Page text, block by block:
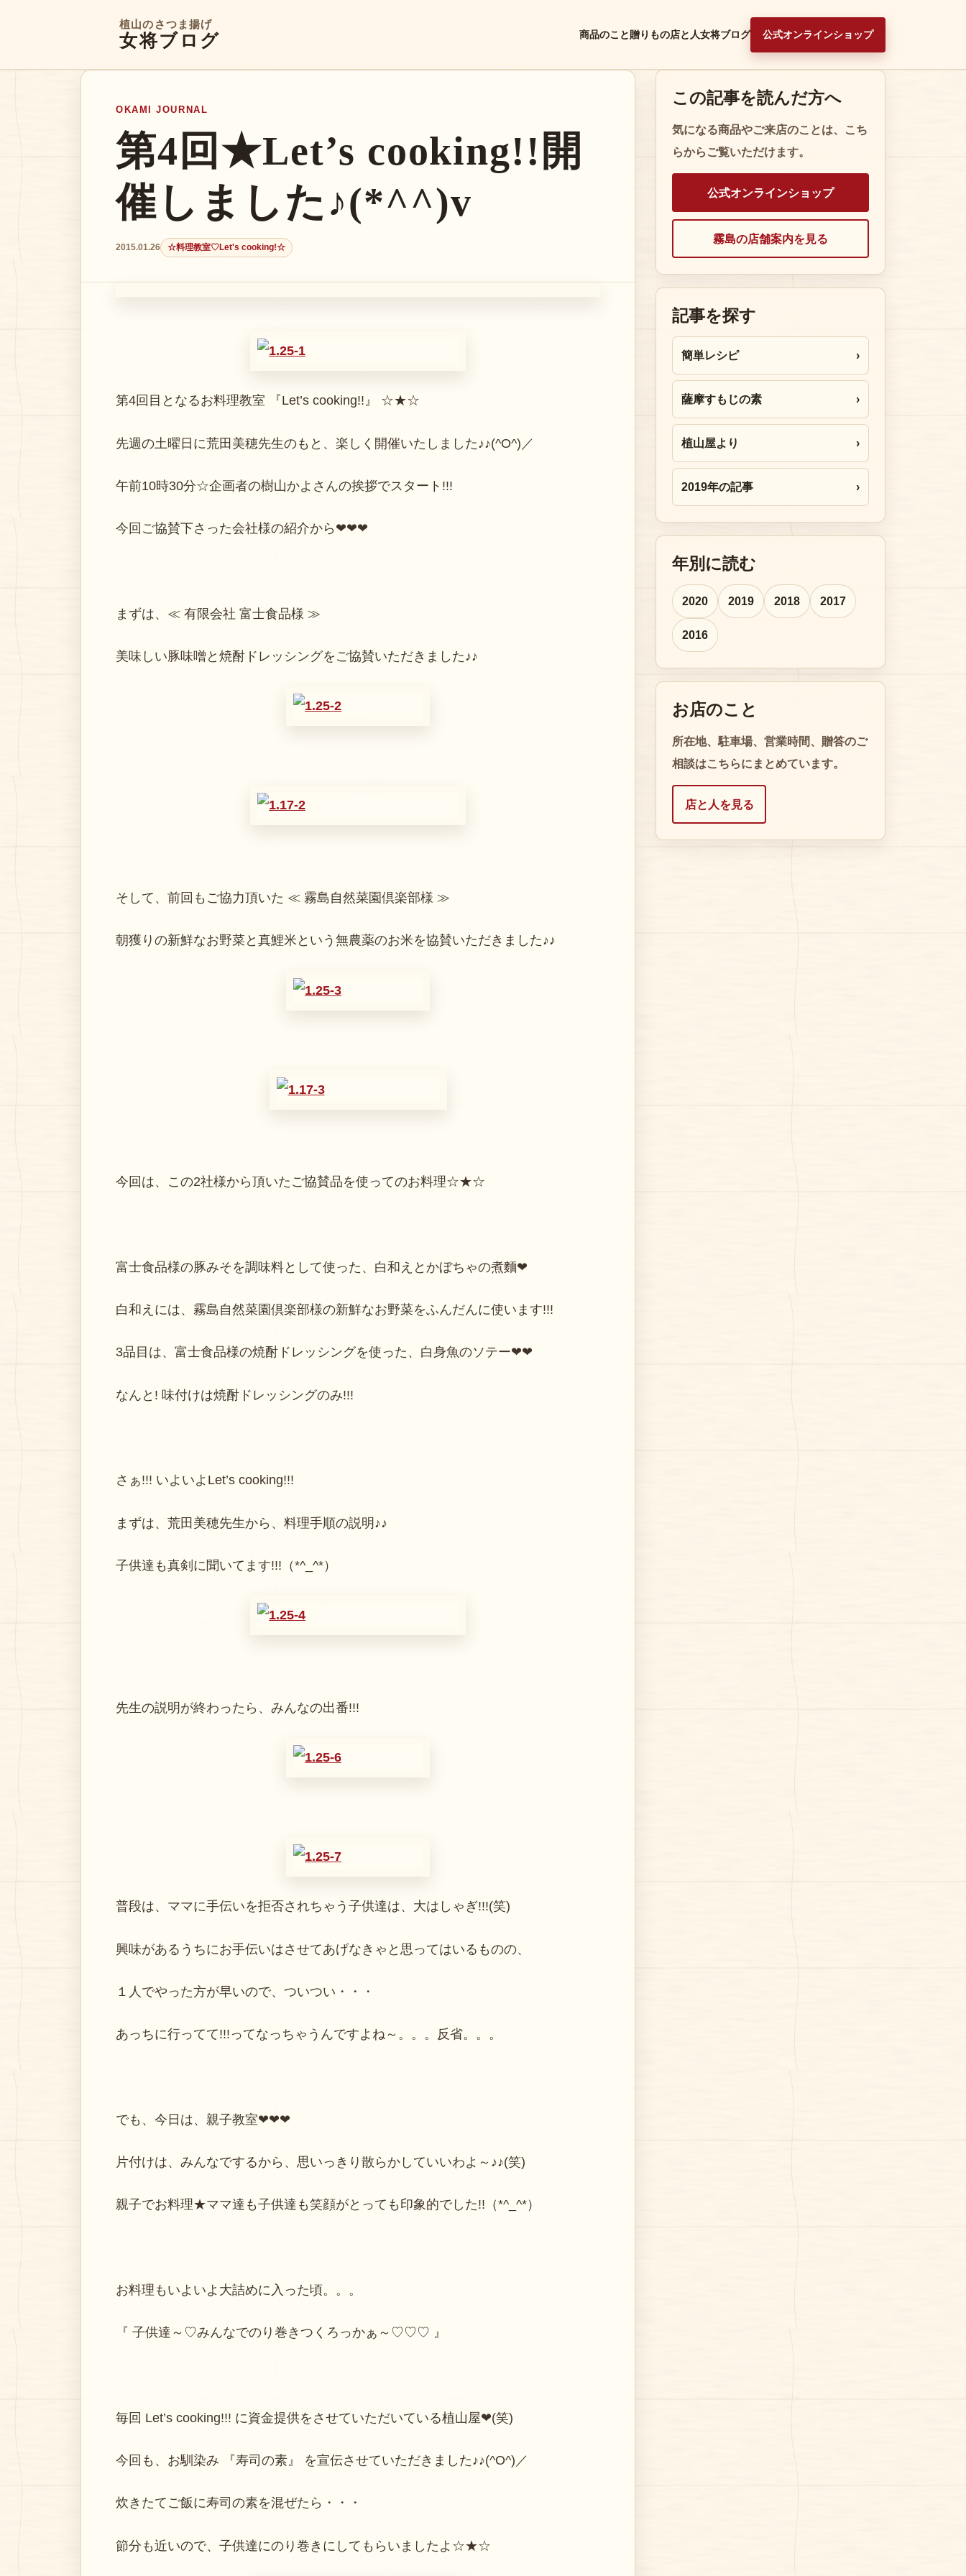
植山のさつま揚げ
女将ブログ 商品のこと贈りもの店と人女将ブログ 公式オンラインショップ
OKAMI JOURNAL
第4回★Let’s cooking!!開
催しました♪(*^^)v
2015.01.26 ☆料理教室♡Let's cooking!☆
第4回目となるお料理教室 『Let’s cooking!!』 ☆★☆
先週の土曜日に荒田美穂先生のもと、楽しく開催いたしました♪♪(^O^)／
午前10時30分☆企画者の樹山かよさんの挨拶でスタート!!!
今回ご協賛下さった会社様の紹介から❤❤❤
まずは、≪ 有限会社 富士食品様 ≫
美味しい豚味噌と焼酎ドレッシングをご協賛いただきました♪♪
そして、前回もご協力頂いた ≪ 霧島自然菜園倶楽部様 ≫
朝獲りの新鮮なお野菜と真鯉米という無農薬のお米を協賛いただきました♪♪
今回は、この2社様から頂いたご協賛品を使ってのお料理☆★☆
富士食品様の豚みそを調味料として使った、白和えとかぼちゃの煮麵❤
白和えには、霧島自然菜園倶楽部様の新鮮なお野菜をふんだんに使います!!!
3品目は、富士食品様の焼酎ドレッシングを使った、白身魚のソテー❤❤
なんと! 味付けは焼酎ドレッシングのみ!!!
さぁ!!! いよいよLet’s cooking!!!
まずは、荒田美穂先生から、料理手順の説明♪♪
子供達も真剣に聞いてます!!!（*^_^*）
先生の説明が終わったら、みんなの出番!!!
普段は、ママに手伝いを拒否されちゃう子供達は、大はしゃぎ!!!(笑)
興味があるうちにお手伝いはさせてあげなきゃと思ってはいるものの、
１人でやった方が早いので、ついつい・・・
あっちに行ってて!!!ってなっちゃうんですよね～。。。反省。。。
でも、今日は、親子教室❤❤❤
片付けは、みんなでするから、思いっきり散らかしていいわよ～♪♪(笑)
親子でお料理★ママ達も子供達も笑顔がとっても印象的でした!!（*^_^*）
お料理もいよいよ大詰めに入った頃。。。
『 子供達～♡みんなでのり巻きつくろっかぁ～♡♡♡ 』
毎回 Let’s cooking!!! に資金提供をさせていただいている植山屋❤(笑)
今回も、お馴染み 『寿司の素』 を宣伝させていただきました♪♪(^O^)／
炊きたてご飯に寿司の素を混ぜたら・・・
節分も近いので、子供達にのり巻きにしてもらいましたよ☆★☆
この記事を読んだ方へ
気になる商品やご来店のことは、こち
らからご覧いただけます。
公式オンラインショップ
霧島の店舗案内を見る
記事を探す
簡単レシピ ›
薩摩すもじの素 ›
植山屋より ›
2019年の記事 ›
年別に読む
2020 2019 2018 2017
2016
お店のこと
所在地、駐車場、営業時間、贈答のご
相談はこちらにまとめています。
店と人を見る